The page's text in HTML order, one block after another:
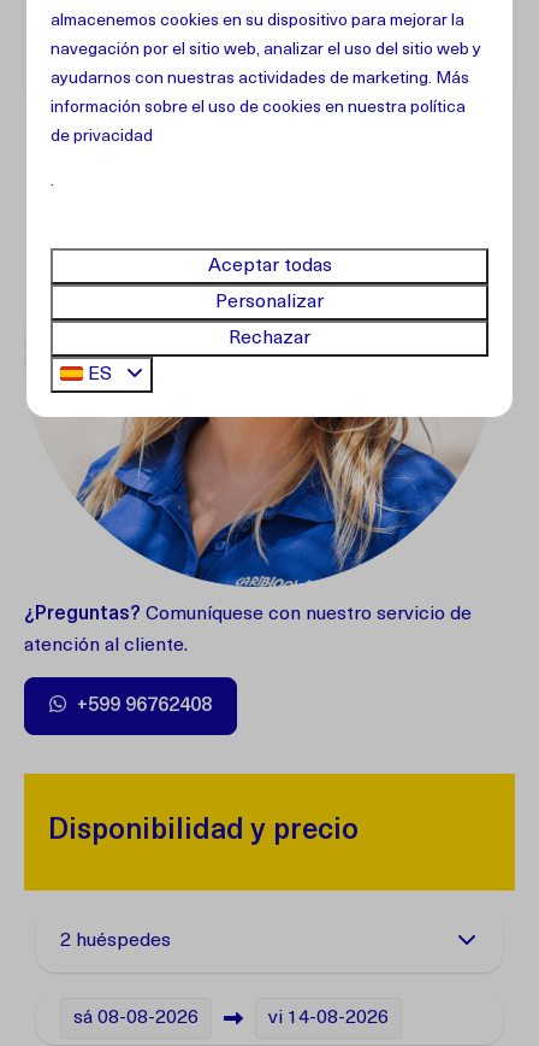
¿Preguntas? Comuníquese con nuestro servicio de
atención al cliente.
+599 96762408
Disponibilidad y precio
2 huéspedes
sá 08-08-2026 vi 14-08-2026
almacenemos cookies en su dispositivo para mejorar la
navegación por el sitio web, analizar el uso del sitio web y
ayudarnos con nuestras actividades de marketing. Más
información sobre el uso de cookies ennuestra política
de privacidad
.
Aceptar todas
Personalizar
Rechazar
ES